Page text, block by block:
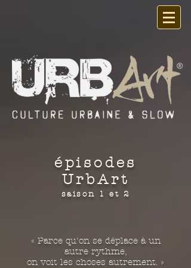
épisodes
UrbArt
saison 1 et 2
« Parce qu'on se déplace à un
autre rythme,
on voit les choses autrement. »